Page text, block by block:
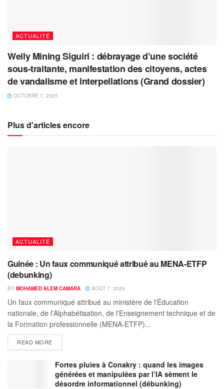
ACTUALITÉ
Weily Mining Siguiri : débrayage d’une société
sous-traitante, manifestation des citoyens, actes
de vandalisme et interpellations (Grand dossier)
OCTOBRE 7, 2025
Plus d'articles encore
ACTUALITÉ
Guinée : Un faux communiqué attribué au MENA-ETFP
(debunking)
BY MOHAMED SLEM CAMARA AOÛT 7, 2026
Un faux communiqué attribué au ministère de l'Éducation
nationale, de l'Alphabétisation, de l'Enseignement technique et de
la Formation professionnelle (MENA-ETFP)...
READ MORE
Fortes pluies à Conakry : quand les images
générées et manipulées par l’IA sèment le
désordre informationnel (débunking)